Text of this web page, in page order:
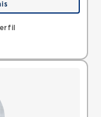
Sao Bernardo do